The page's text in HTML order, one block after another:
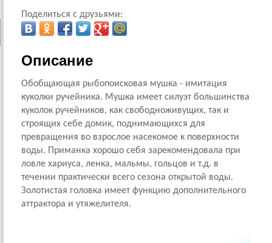
Поделиться с друзьями:
Описание
Обобщающая рыбопоисковая мушка - имитация
куколки ручейника. Мушка имеет силуэт большинства
куколок ручейников, как свободноживущих, так и
строящих себе домик, поднимающихся для
превращения во взрослое насекомое к поверхности
воды. Приманка хорошо себя зарекомендовала при
ловле хариуса, ленка, мальмы, гольцов и т.д. в
течении практически всего сезона открытой воды.
Золотистая головка имеет функцию дополнительного
аттрактора и утяжелителя.